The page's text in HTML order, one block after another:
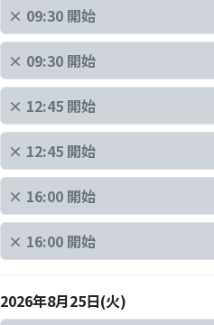
× 09:30 開始
× 09:30 開始
× 12:45 開始
× 12:45 開始
× 16:00 開始
× 16:00 開始
2026年8月25日(火)